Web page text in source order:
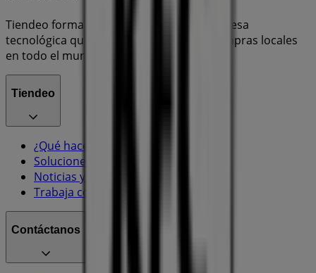
Tiendeo forma parte de Shopfully, la empresa
tecnológica que está reinventando las compras locales
en todo el mundo.
Tiendeo
¿Qué hacemos?
Soluciones para empresas
Noticias y prensa
Trabaja con nosotros
Contáctanos